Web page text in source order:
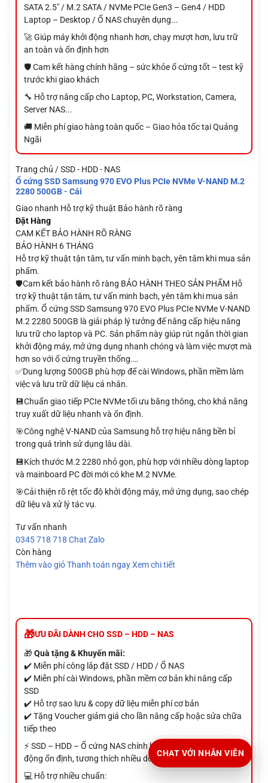
SATA 2.5" / M.2 SATA / NVMe PCIe Gen3 – Gen4 / HDD
Laptop – Desktop / Ổ NAS chuyên dụng...
🚀 Giúp máy khởi động nhanh hơn, chạy mượt hơn, lưu trữ
an toàn và ổn định hơn
🛡️ Cam kết hàng chính hãng – sức khỏe ổ cứng tốt – test kỹ
trước khi giao khách
🔧 Hỗ trợ nâng cấp cho Laptop, PC, Workstation, Camera,
Server NAS...
🚚 Miễn phí giao hàng toàn quốc – Giao hỏa tốc tại Quảng
Ngãi
Trang chủ / SSD - HDD - NAS
Ổ cứng SSD Samsung 970 EVO Plus PCIe NVMe V-NAND M.2
2280 500GB - Cái
Giao nhanh Hỗ trợ kỹ thuật Bảo hành rõ ràng
Đặt Hàng
CAM KẾT BẢO HÀNH RÕ RÀNG
BẢO HÀNH 6 THÁNG
Hỗ trợ kỹ thuật tận tâm, tư vấn minh bạch, yên tâm khi mua sản
phẩm.
🛡️Cam kết bảo hành rõ ràng BẢO HÀNH THEO SẢN PHẨM Hỗ
trợ kỹ thuật tận tâm, tư vấn minh bạch, yên tâm khi mua sản
phẩm. Ổ cứng SSD Samsung 970 EVO Plus PCIe NVMe V-NAND
M.2 2280 500GB là giải pháp lý tưởng để nâng cấp hiệu năng
lưu trữ cho laptop và PC. Sản phẩm này giúp rút ngắn thời gian
khởi động máy, mở ứng dụng nhanh chóng và làm việc mượt mà
hơn so với ổ cứng truyền thống.…
✅Dung lượng 500GB phù hợp để cài Windows, phần mềm làm
việc và lưu trữ dữ liệu cá nhân.
💾Chuẩn giao tiếp PCIe NVMe tối ưu băng thông, cho khả năng
truy xuất dữ liệu nhanh và ổn định.
🎯Công nghệ V-NAND của Samsung hỗ trợ hiệu năng bền bỉ
trong quá trình sử dụng lâu dài.
💾Kích thước M.2 2280 nhỏ gọn, phù hợp với nhiều dòng laptop
và mainboard PC đời mới có khe M.2 NVMe.
🎯Cải thiện rõ rệt tốc độ khởi động máy, mở ứng dụng, sao chép
dữ liệu và xử lý tác vụ.
Tư vấn nhanh
0345 718 718 Chat Zalo
Còn hàng
Thêm vào giỏ Thanh toán ngay Xem chi tiết
ƯU ĐÃI DÀNH CHO SSD – HDD – NAS
🎁Quà tặng & Khuyến mãi:
✔️ Miễn phí công lắp đặt SSD / HDD / Ổ NAS
✔️ Miễn phí cài Windows, phần mềm cơ bản khi nâng cấp
SSD
✔️ Hỗ trợ sao lưu & copy dữ liệu miễn phí cơ bản
✔️ Tặng Voucher giảm giá cho lần nâng cấp hoặc sửa chữa
tiếp theo
⚡ SSD – HDD – Ổ cứng NAS chính hãng, tốc độ cao, hoạt
động ổn định, tương thích nhiều dòng máy
💻 Hỗ trợ nhiều chuẩn:
CHAT VỚI NHÂN VIÊN